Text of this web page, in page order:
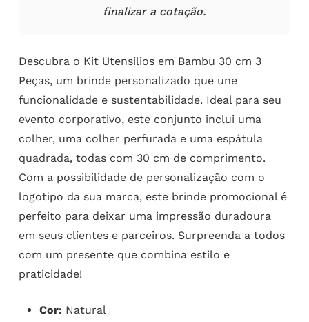
finalizar a cotação.
Descubra o Kit Utensílios em Bambu 30 cm 3
Peças, um brinde personalizado que une
funcionalidade e sustentabilidade. Ideal para seu
evento corporativo, este conjunto inclui uma
colher, uma colher perfurada e uma espátula
quadrada, todas com 30 cm de comprimento.
Com a possibilidade de personalização com o
logotipo da sua marca, este brinde promocional é
perfeito para deixar uma impressão duradoura
em seus clientes e parceiros. Surpreenda a todos
com um presente que combina estilo e
praticidade!
Cor: Natural